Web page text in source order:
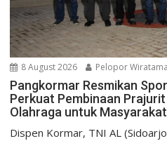
8 August 2026 Pelopor Wiratama
Pangkormar Resmikan
Perkuat Pembinaan
Olahraga untuk Masyarakat
Dispen Kormar, TNI AL